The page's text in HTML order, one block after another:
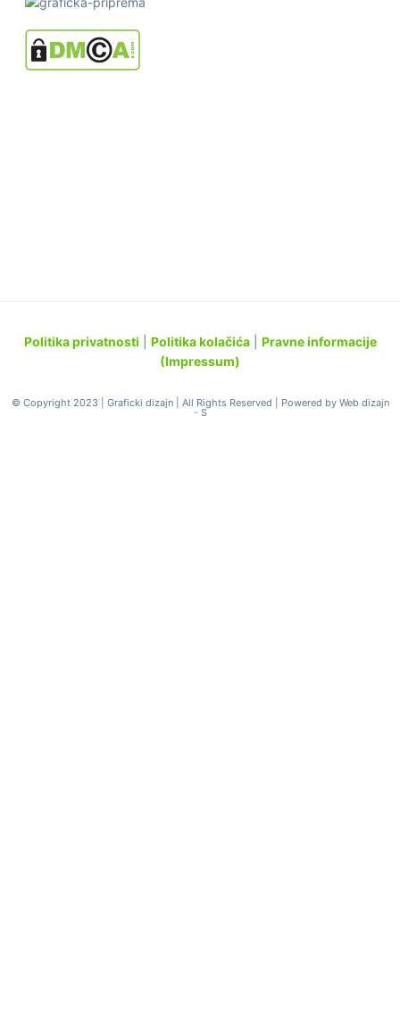
Politika privatnosti Politika kolačića| Pravne informacije
(Impressum)
© Copyright 2023 | Graficki dizajn| All Rights Reserved | Powered by Web dizajn
- S